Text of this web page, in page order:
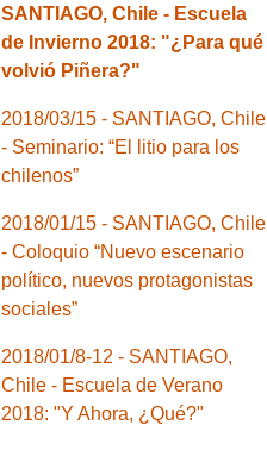
SANTIAGO, Chile - Escuela
de Invierno 2018: "¿Para qué
volvió Piñera?"
2018/03/15 - SANTIAGO, Chile
- Seminario: “El litio para los
chilenos”
2018/01/15 - SANTIAGO, Chile
- Coloquio “Nuevo escenario
político, nuevos protagonistas
sociales”
2018/01/8-12 - SANTIAGO,
Chile - Escuela de Verano
2018: "Y Ahora, ¿Qué?"